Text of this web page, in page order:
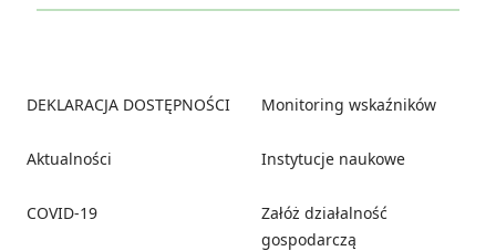
DEKLARACJA DOSTĘPNOŚCI
Aktualności
COVID-19
Monitoring wskaźników
Instytucje naukowe
Załóż działalność
gospodarczą